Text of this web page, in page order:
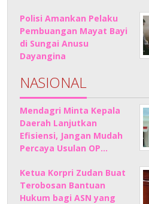
Polisi Amankan Pelaku
Pembuangan Mayat Bayi
di Sungai Anusu
Dayangina
NASIONAL
Mendagri Minta Kepala
Daerah Lanjutkan
Efisiensi, Jangan Mudah
Percaya Usulan OP…
Ketua Korpri Zudan Buat
Terobosan Bantuan
Hukum bagi ASN yang